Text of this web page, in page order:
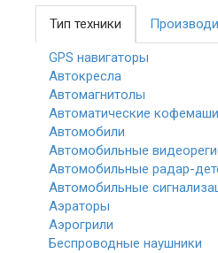
Тип техники
GPS навигаторы
Автокресла
Автомагнитолы
Автоматические
Автомобили
Автомобильные
Автомобильные радар-
Автомобильные
Аэраторы
Аэрогрили
Беспроводные наушники